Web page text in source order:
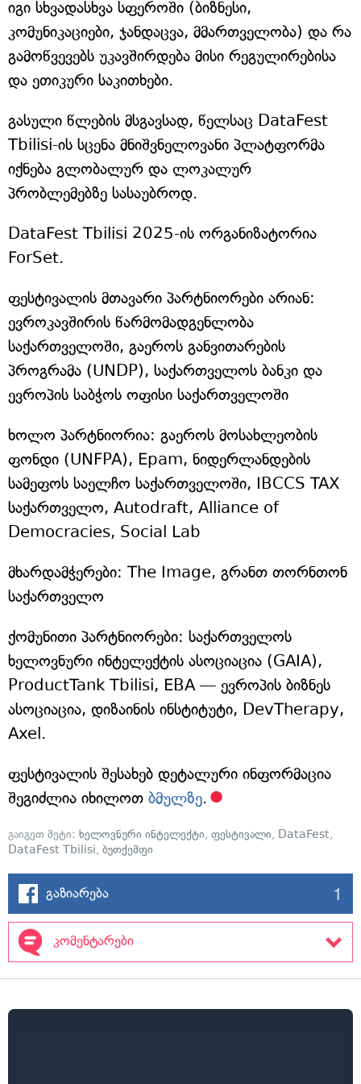
იგი სხვადასხვა სფეროში (ბიზნესი,
კომუნიკაციები, ჯანდაცვა, მმართველობა) და რა
გამოწვევებს უკავშირდება მისი რეგულირებისა
და ეთიკური საკითხები.
გასული წლების მსგავსად, წელსაც DataFest
Tbilisi-ის სცენა მნიშვნელოვანი პლატფორმა
იქნება გლობალურ და ლოკალურ
პრობლემებზე სასაუბროდ.
DataFest Tbilisi 2025-ის ორგანიზატორია
ForSet.
ფესტივალის მთავარი პარტნიორები არიან:
ევროკავშირის წარმომადგენლობა
საქართველოში, გაეროს განვითარების
პროგრამა (UNDP), საქართველოს ბანკი და
ევროპის საბჭოს ოფისი საქართველოში
ხოლო პარტნიორია: გაეროს მოსახლეობის
ფონდი (UNFPA), Epam, ნიდერლანდების
სამეფოს საელჩო საქართველოში, IBCCS TAX
საქართველო, Autodraft, Alliance of
Democracies, Social Lab
მხარდამჭერები: The Image, გრანთ თორნთონ
საქართველო
ქომუნითი პარტნიორები: საქართველოს
ხელოვნური ინტელექტის ასოციაცია (GAIA),
ProductTank Tbilisi, EBA — ევროპის ბიზნეს
ასოციაცია, დიზაინის ინსტიტუტი, DevTherapy,
Axel.
ფესტივალის შესახებ დეტალური ინფორმაცია
შეგიძლია იხილოთ ბმულზე.
გაიგეთ მეტი: ხელოვნური ინტელექტი, ფესტივალი, DataFest,
DataFest Tbilisi, ბუთქემფი
გაზიარება 1
კომენტარები